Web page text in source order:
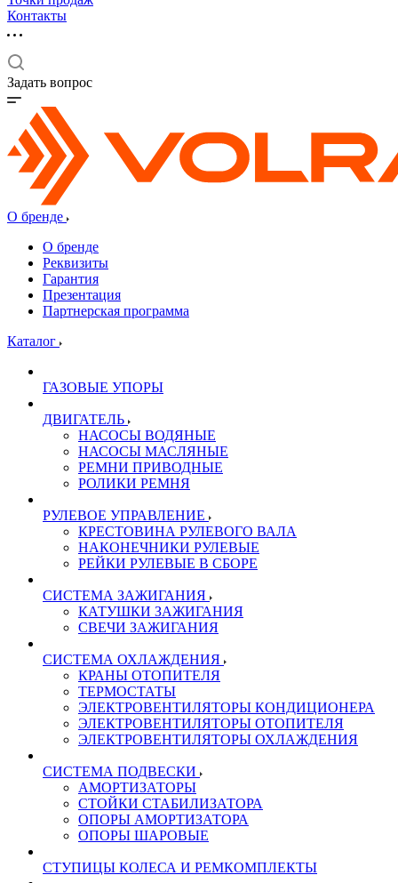
Контакты
Задать вопрос
О бренде
О бренде
Реквизиты
Гарантия
Презентация
Партнерская программа
Каталог
ГАЗОВЫЕ УПОРЫ
ДВИГАТЕЛЬ
НАСОСЫ ВОДЯНЫЕ
НАСОСЫ МАСЛЯНЫЕ
РЕМНИ ПРИВОДНЫЕ
РОЛИКИ РЕМНЯ
РУЛЕВОЕ УПРАВЛЕНИЕ
КРЕСТОВИНА РУЛЕВОГО ВАЛА
НАКОНЕЧНИКИ РУЛЕВЫЕ
РЕЙКИ РУЛЕВЫЕ В СБОРЕ
СИСТЕМА ЗАЖИГАНИЯ
КАТУШКИ ЗАЖИГАНИЯ
СВЕЧИ ЗАЖИГАНИЯ
СИСТЕМА ОХЛАЖДЕНИЯ
КРАНЫ ОТОПИТЕЛЯ
ТЕРМОСТАТЫ
ЭЛЕКТРОВЕНТИЛЯТОРЫ КОНДИЦИОНЕРА
ЭЛЕКТРОВЕНТИЛЯТОРЫ ОТОПИТЕЛЯ
ЭЛЕКТРОВЕНТИЛЯТОРЫ ОХЛАЖДЕНИЯ
СИСТЕМА ПОДВЕСКИ
АМОРТИЗАТОРЫ
СТОЙКИ СТАБИЛИЗАТОРА
ОПОРЫ АМОРТИЗАТОРА
ОПОРЫ ШАРОВЫЕ
СТУПИЦЫ КОЛЕСА И РЕМКОМПЛЕКТЫ